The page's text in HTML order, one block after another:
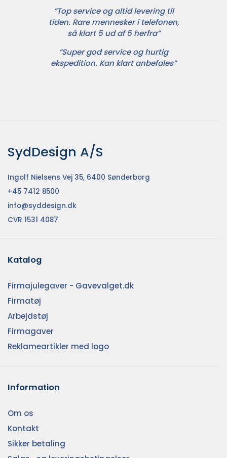
”Top service og altid levering til
tiden. Rare mennesker i telefonen,
så klart 5 ud af 5 herfra”
”Super god service og hurtig
ekspedition. Kan klart anbefales”
SydDesign A/S
Ingolf Nielsens Vej 35, 6400 Sønderborg
+45 7412 8500
info@syddesign.dk
CVR 1531 4087
Katalog
Firmajulegaver - Gavevalget.dk
Firmatøj
Arbejdstøj
Firmagaver
Reklameartikler med logo
Information
Om os
Kontakt
Sikker betaling